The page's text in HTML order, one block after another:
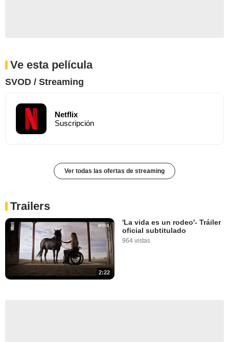
Ve esta película
SVOD / Streaming
Netflix
Suscripción
Ver todas las ofertas de streaming
Trailers
2:22
'La vida es un rodeo'- Tráiler
oficial subtitulado
964 vistas